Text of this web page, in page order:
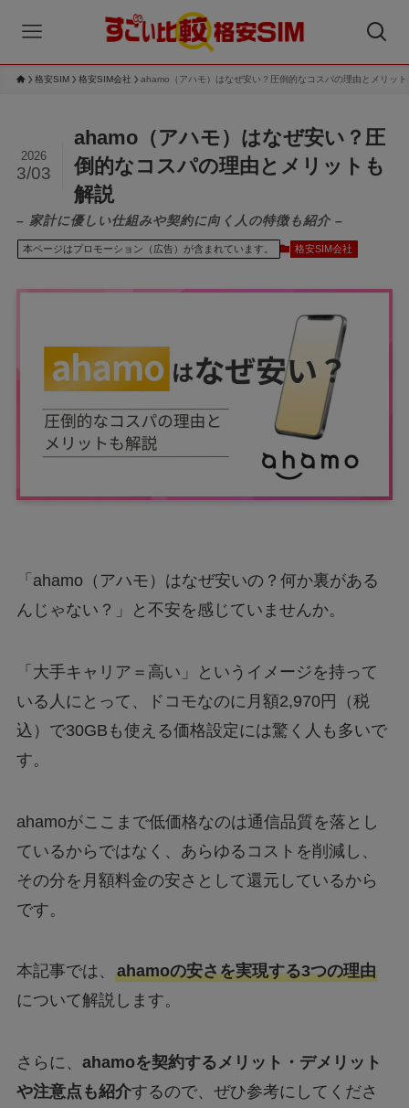
格安SIM 格安SIM会社 ahamo（アハモ）はなぜ安い？圧倒的なコスパの理由とメリット
ahamo（アハモ）はなぜ安い？圧
倒的なコスパの理由とメリットも
解説
2026
3/03
– 家計に優しい仕組みや契約に向く人の特徴も紹介 –
本ページはプロモーション（広告）が含まれています。 格安SIM会社
「ahamo（アハモ）はなぜ安いの？何か裏がある
んじゃない？」と不安を感じていませんか。
「大手キャリア＝高い」というイメージを持って
いる人にとって、ドコモなのに月額2,970円（税
込）で30GBも使える価格設定には驚く人も多いで
す。
ahamoがここまで低価格なのは通信品質を落とし
ているからではなく、あらゆるコストを削減し、
その分を月額料金の安さとして還元しているから
です。
本記事では、 ahamoの安さを実現する3つの理由
について解説します。
さらに、 ahamoを契約するメリット・デメリット
や注意点も紹介するので、ぜひ参考にしてくださ